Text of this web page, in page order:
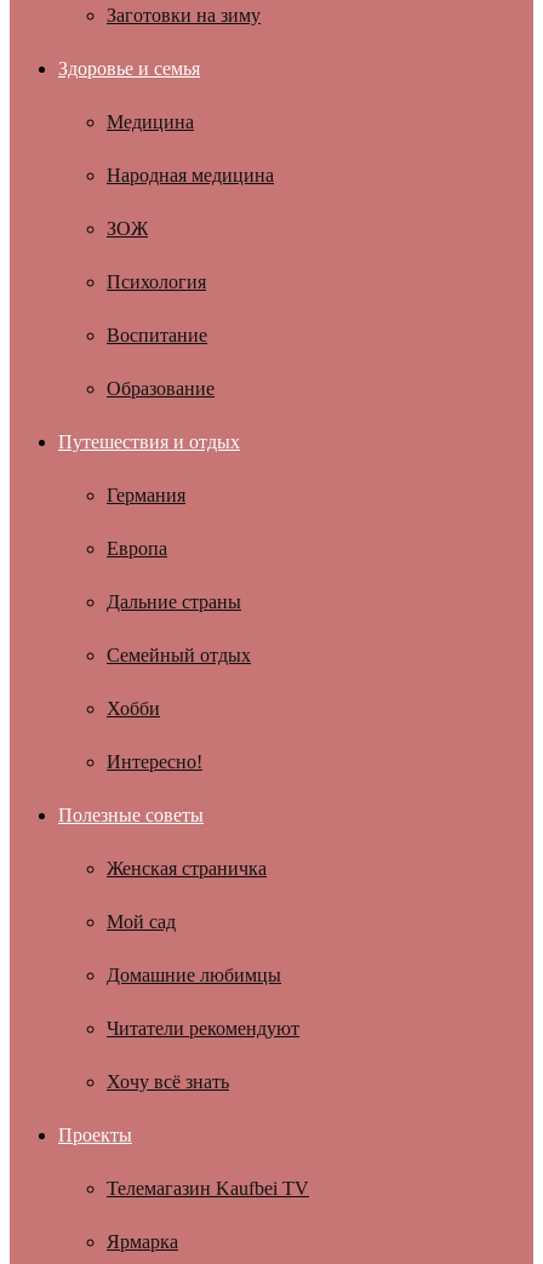
Заготовки на зиму
Здоровье и семья
Медицина
Народная медицина
ЗОЖ
Психология
Воспитание
Образование
Путешествия и отдых
Германия
Европа
Дальние страны
Семейный отдых
Хобби
Интересно!
Полезные советы
Женская страничка
Мой сад
Домашние любимцы
Читатели рекомендуют
Хочу всё знать
Проекты
Телемагазин Kaufbei TV
Ярмарка